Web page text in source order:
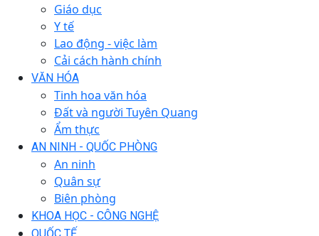
Giáo dục
Y tế
Lao động - việc làm
Cải cách hành chính
VĂN HÓA
Tinh hoa văn hóa
Đất và người Tuyên Quang
Ẩm thực
AN NINH - QUỐC PHÒNG
An ninh
Quân sự
Biên phòng
KHOA HỌC - CÔNG NGHỆ